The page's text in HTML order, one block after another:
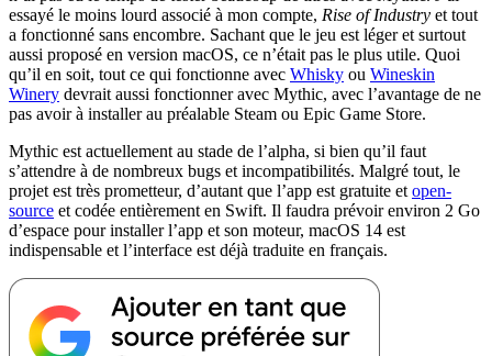
essayé le moins lourd associé à mon compte, Rise of Industry et tout
a fonctionné sans encombre. Sachant que le jeu est léger et surtout
aussi proposé en version macOS, ce n’était pas le plus utile. Quoi
qu’il en soit, tout ce qui fonctionne avec Whisky ou Wineskin
Winery devrait aussi fonctionner avec Mythic, avec l’avantage de ne
pas avoir à installer au préalable Steam ou Epic Game Store.
Mythic est actuellement au stade de l’alpha, si bien qu’il faut
s’attendre à de nombreux bugs et incompatibilités. Malgré tout, le
projet est très prometteur, d’autant que l’app est gratuite et open-
source et codée entièrement en Swift. Il faudra prévoir environ 2 Go
d’espace pour installer l’app et son moteur, macOS 14 est
indispensable et l’interface est déjà traduite en français.